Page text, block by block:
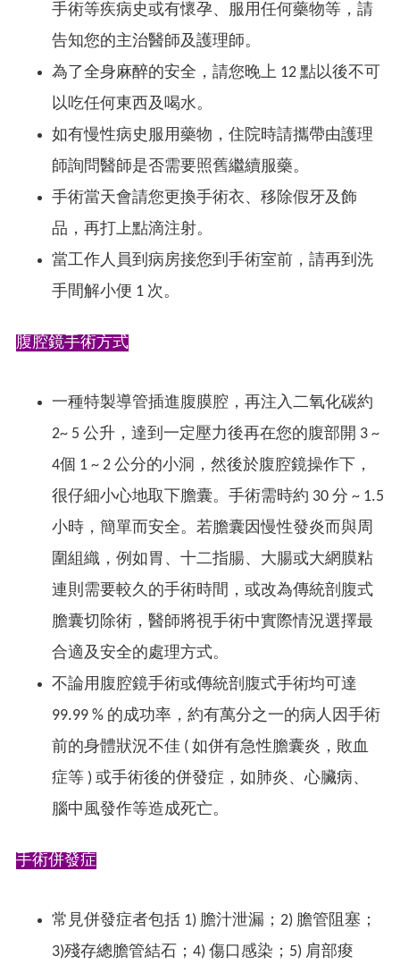
手術等疾病史或有懷孕、服用任何藥物等，請
告知您的主治醫師及護理師。
為了全身麻醉的安全，請您晚上 12 點以後不可
以吃任何東西及喝水。
如有慢性病史服用藥物，住院時請攜帶由護理
師詢問醫師是否需要照舊繼續服藥。
手術當天會請您更換手術衣、移除假牙及飾
品，再打上點滴注射。
當工作人員到病房接您到手術室前，請再到洗
手間解小便 1 次。
​腹腔鏡手術方式
一種特製導管插進腹膜腔，再注入二氧化碳約
2~ 5 公升，達到一定壓力後再在您的腹部開 3 ~
4個 1 ~ 2 公分的小洞，然後於腹腔鏡操作下，
很仔細小心地取下膽囊。手術需時約 30 分 ~ 1.5
小時，簡單而安全。若膽囊因慢性發炎而與周
圍組織，例如胃、十二指腸、大腸或大網膜粘
連則需要較久的手術時間，或改為傳統剖腹式
膽囊切除術，醫師將視手術中實際情況選擇最
合適及安全的處理方式。
不論用腹腔鏡手術或傳統剖腹式手術均可達
99.99 % 的成功率，約有萬分之一的病人因手術
前的身體狀況不佳 ( 如併有急性膽囊炎，敗血
症等 ) 或手術後的併發症，如肺炎、心臟病、
腦中風發作等造成死亡。
手術併發症
常見併發症者包括 1) 膽汁泄漏；2) 膽管阻塞；
3)殘存總膽管結石；4) 傷口感染；5) 肩部痠